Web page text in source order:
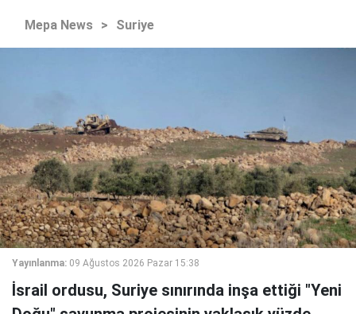
Mepa News > Suriye
Yayınlanma: 09 Ağustos 2026 Pazar 15:38
İsrail ordusu, Suriye sınırında inşa ettiği "Yeni